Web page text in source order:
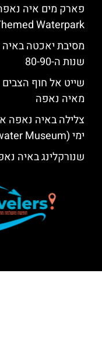
Waterpark‬‬
מסיבת יאכטה
שנות ה-80-90
מאיה נאפה
צלילה באיה נאפה
ימי (Musan Underwater Museum)
שנורקלינג באיה